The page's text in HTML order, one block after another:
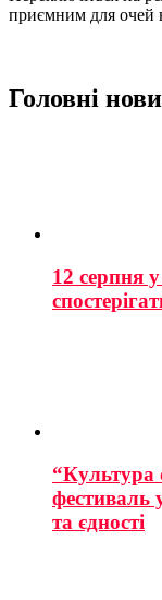
приємним для очей
Головні
12 серпня
“Культура
фестиваль
та єдності